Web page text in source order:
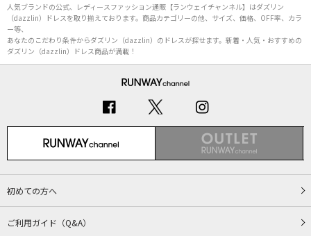
人気ブランドの公式、レディースファッション通販【ランウェイチャンネル】はダズリン
（dazzlin）ドレスを取り揃えております。商品カテゴリーの他、サイズ、価格、OFF率、カラ
ー等、
あなたのこだわり条件からダズリン（dazzlin）のドレスが探せます。新着・人気・おすすめの
ダズリン（dazzlin）ドレス商品が満載！
初めての方へ
ご利用ガイド（Q&A）